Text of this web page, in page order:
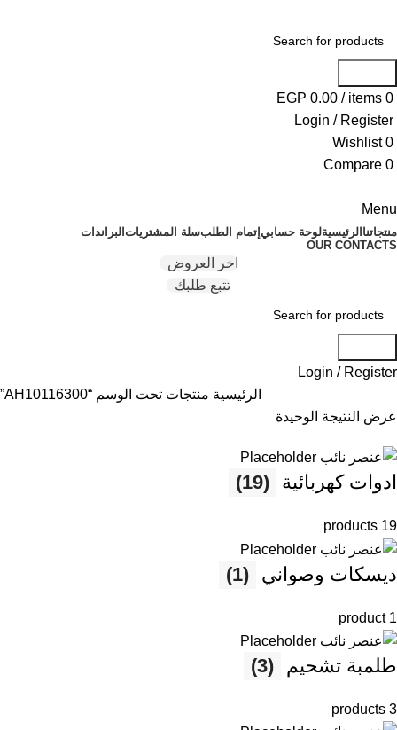
0
items
/
EGP 0.00
Login / Register
0
Wishlist
0
Compare
Menu
منتجاتنا الرئيسيةلوحة حسابي إتمام الطلبسلة المشتريات البراندات
OUR CONTACTS
اخر العروض
تتبع طلبك
Login / Register
الرئيسية منتجات تحت الوسم “AH10116300”
عرض النتيجة الوحيدة
ادوات كهربائية (19)
19 products
ديسكات وصواني (1)
1 product
طلمبة تشحيم (3)
3 products